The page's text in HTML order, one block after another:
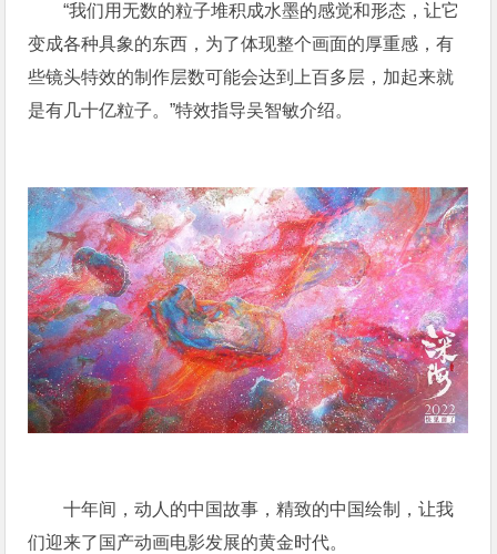
“我们用无数的粒子堆积成水墨的感觉和形态，让它
变成各种具象的东西，为了体现整个画面的厚重感，有
些镜头特效的制作层数可能会达到上百多层，加起来就
是有几十亿粒子。”特效指导吴智敏介绍。
十年间，动人的中国故事，精致的中国绘制，让我
们迎来了国产动画电影发展的黄金时代。